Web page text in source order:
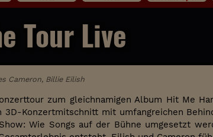
Tour Live
Cameron, Billie Eilish
zum gleichnamigen Album Hit Me
Konzertmitschnitt mit umfangreichen
Wie Songs auf der Bühne umgesetzt